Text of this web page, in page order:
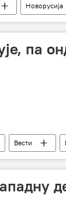
Новорусија
Крим
па
Вести
кухиња